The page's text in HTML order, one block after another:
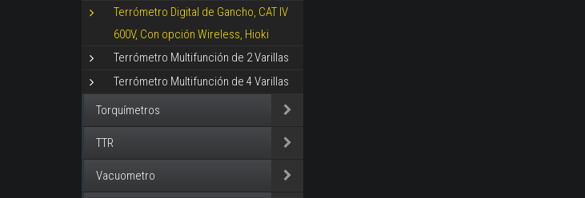
Terrómetro Digital de Gancho, CAT IV
600V, Con opción Wireless, Hioki
Terrómetro Multifunción de 2 Varillas
Terrómetro Multifunción de 4 Varillas
Torquímetros
TTR
Vacuometro